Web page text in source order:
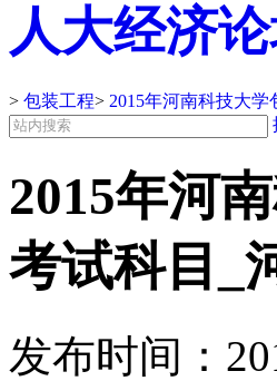
人大经济
> 包装工程> 2015年河南科技大
2015年河
考试科目_
发布时间：